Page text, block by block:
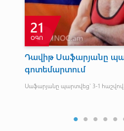
21
ՕԳՈ
Դավիթ Սաֆարյանը
գոտեմարտում
Սաֆարյանը պարտվեց` 3-1 հաշվով...